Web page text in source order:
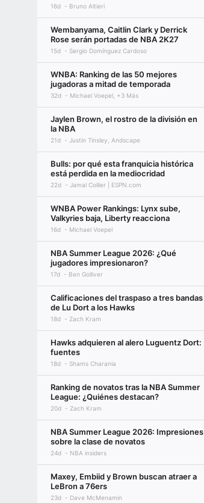
16d Bruno Altieri
Wembanyama, Caitlin Clark y Derrick
Rose serán portadas de NBA 2K27
15d Sergio Domínguez Cardoso
WNBA: Ranking de las 50 mejores
jugadoras a mitad de temporada
32d Michael Voepel, +3 Más
Jaylen Brown, el rostro de la división en
la NBA
21d Justin Tinsley, Andscape
Bulls: por qué esta franquicia histórica
está perdida en la mediocridad
22d Jamal Collier | ESPN.com
WNBA Power Rankings: Lynx sube,
Valkyries baja, Liberty reacciona
16d Michael Voepel
NBA Summer League 2026: ¿Qué
jugadores impresionaron?
17d Ben Golliver
Calificaciones del traspaso a tres bandas
de Lu Dort a los Hawks
18d Zach Kram
Hawks adquieren al alero Luguentz Dort:
fuentes
18d Shams Charania
Ranking de novatos tras la NBA Summer
League: ¿Quiénes destacan?
20d Zach Kram
NBA Summer League 2026: Impresiones
sobre la clase de novatos
24d NBA insiders
Maxey, Embiid y Brown buscan atraer a
LeBron a 76ers
23d Dave McMenamin